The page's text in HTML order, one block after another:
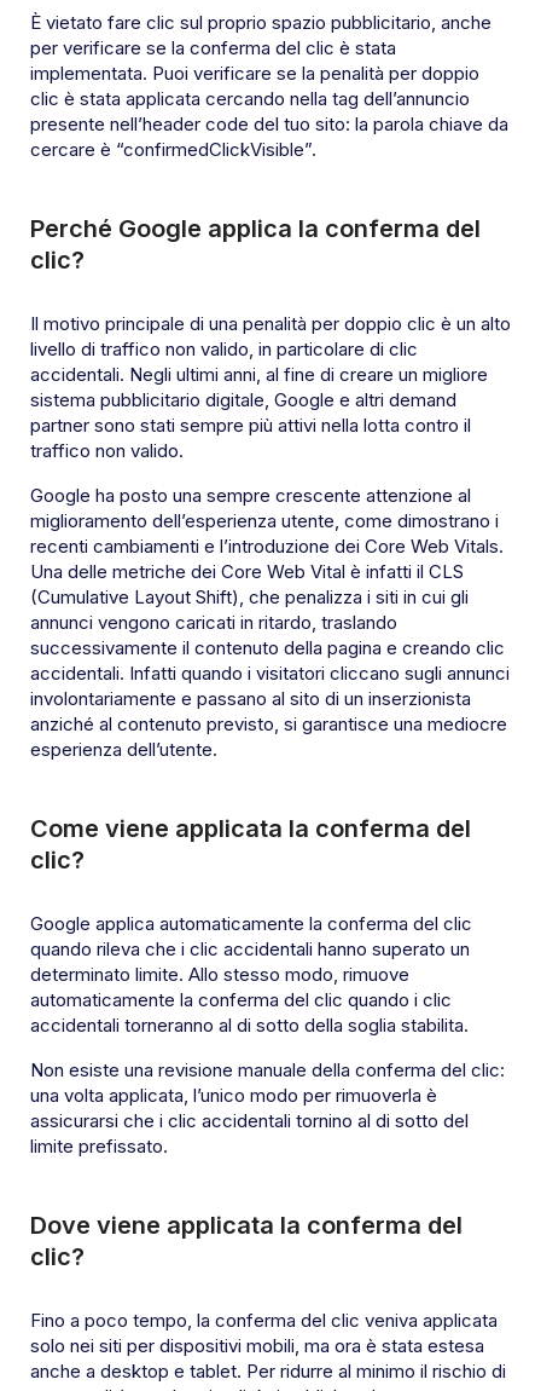
È vietato fare clic sul proprio spazio pubblicitario, anche
per verificare se la conferma del clic è stata
implementata. Puoi verificare se la penalità per doppio
clic è stata applicata cercando nella tag dell’annuncio
presente nell’header code del tuo sito: la parola chiave da
cercare è “confirmedClickVisible”.
Perché Google applica la conferma del
clic?
Il motivo principale di una penalità per doppio clic è un alto
livello di traffico non valido, in particolare di clic
accidentali. Negli ultimi anni, al fine di creare un migliore
sistema pubblicitario digitale, Google e altri demand
partner sono stati sempre più attivi nella lotta contro il
traffico non valido.
Google ha posto una sempre crescente attenzione al
miglioramento dell’esperienza utente, come dimostrano i
recenti cambiamenti e l’introduzione dei Core Web Vitals.
Una delle metriche dei Core Web Vital è infatti il CLS
(Cumulative Layout Shift), che penalizza i siti in cui gli
annunci vengono caricati in ritardo, traslando
successivamente il contenuto della pagina e creando clic
accidentali. Infatti quando i visitatori cliccano sugli annunci
involontariamente e passano al sito di un inserzionista
anziché al contenuto previsto, si garantisce una mediocre
esperienza dell’utente.
Come viene applicata la conferma del
clic?
Google applica automaticamente la conferma del clic
quando rileva che i clic accidentali hanno superato un
determinato limite. Allo stesso modo, rimuove
automaticamente la conferma del clic quando i clic
accidentali torneranno al di sotto della soglia stabilita.
Non esiste una revisione manuale della conferma del clic:
una volta applicata, l’unico modo per rimuoverla è
assicurarsi che i clic accidentali tornino al di sotto del
limite prefissato.
Dove viene applicata la conferma del
clic?
Fino a poco tempo, la conferma del clic veniva applicata
solo nei siti per dispositivi mobili, ma ora è stata estesa
anche a desktop e tablet. Per ridurre al minimo il rischio di